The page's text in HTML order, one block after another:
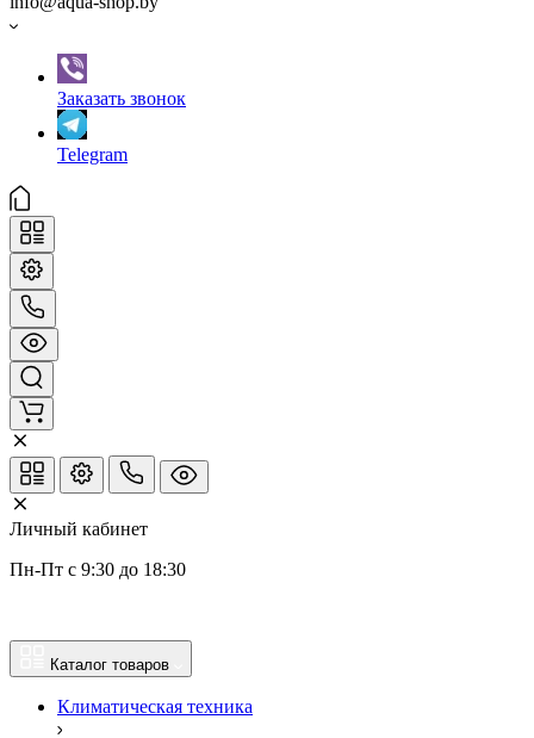
Заказать звонок
Telegram
Личный кабинет
Пн-Пт с 9:30 до 18:30
Каталог товаров
Климатическая техника